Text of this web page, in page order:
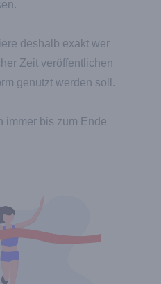
deshalb exakt wer
Zeit veröffentlichen
genutzt werden soll.
immer bis zum Ende